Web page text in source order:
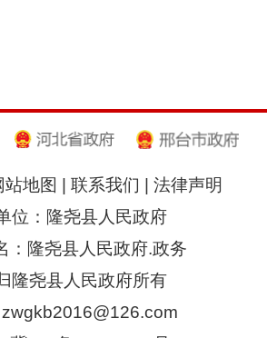
站地图 联系我们
法律声明
位：隆尧县人民政府
：隆尧县人民政府.政务
隆尧县人民政府所有